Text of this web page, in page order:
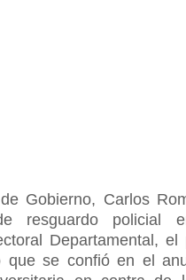
Gobierno, Carlos
resguardo policial
Departamental, el
que se confió en el